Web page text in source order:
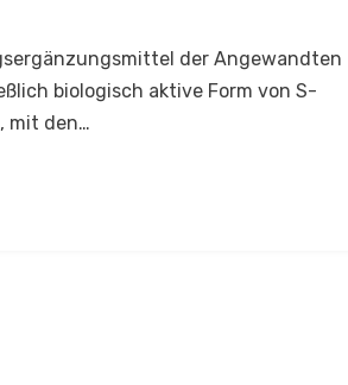
der Angewandten
biologisch aktive Form von S-
mit den…